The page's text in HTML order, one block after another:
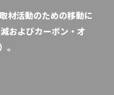
材活動のための移動に
およびカーボン・オ
）。